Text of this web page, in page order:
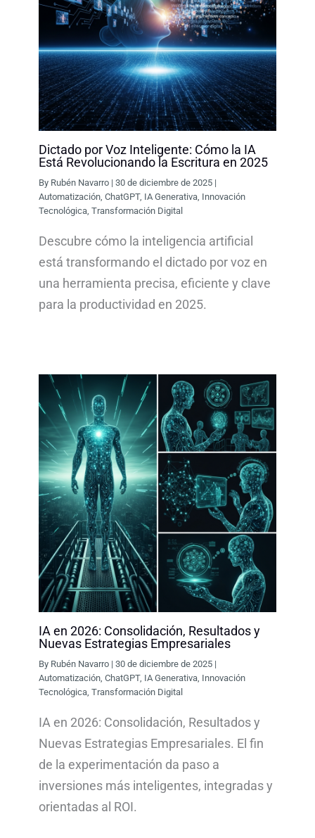
Dictado por Voz Inteligente: Cómo la IA
Está Revolucionando la Escritura en 2025
By Rubén Navarro |30 de diciembre de 2025 |
Automatización,ChatGPT, IA Generativa, Innovación
Tecnológica,Transformación Digital
Descubre cómo la inteligencia artificial
está transformando el dictado por voz en
una herramienta precisa, eficiente y clave
para la productividad en 2025.
IA en 2026: Consolidación, Resultados y
Nuevas Estrategias Empresariales
By Rubén Navarro |30 de diciembre de 2025 |
Automatización ,ChatGPT, IA Generativa Innovación
Tecnológica ,Transformación Digital
IA en 2026: Consolidación, Resultados y
Nuevas Estrategias Empresariales. El fin
de la experimentación da paso a
inversiones más inteligentes, integradas y
orientadas al ROI.